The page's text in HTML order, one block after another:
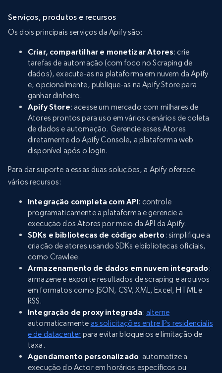
Serviços, produtos e recursos
Os dois principais serviços da Apify são:
Criar, compartilhar e monetizar Atores: crie
tarefas de automação (com foco no Scraping de
dados), execute-as na plataforma em nuvem da Apify
e, opcionalmente, publique-as na Apify Store para
ganhar dinheiro.
Apify Store: acesse um mercado com milhares de
Atores prontos para uso em vários cenários de coleta
de dados e automação. Gerencie esses Atores
diretamente do Apify Console, a plataforma web
disponível após o login.
Para dar suporte a essas duas soluções, a Apify oferece
vários recursos:
Integração completa com API: controle
programaticamente a plataforma e gerencie a
execução dos Atores por meio da API da Apify.
SDKs e bibliotecas de código aberto : simplifique a
criação de atores usando SDKs e bibliotecas oficiais,
como Crawlee.
Armazenamento de dados em nuvem integrado :
armazene e exporte resultados de scraping e arquivos
em formatos como JSON, CSV, XML, Excel, HTML e
RSS.
Integração de proxy integrada: alterne
automaticamente as solicitações entre IPs residencialis
e de datacenter para evitar bloqueios e limitação de
taxa.
Agendamento personalizado: automatize a
execução do Actor em horários específicos ou